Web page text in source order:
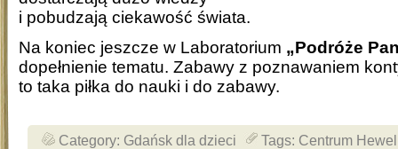
i pobudzają ciekawość świata.
Na koniec jeszcze w Laboratorium „Podróże
dopełnienie tematu. Zabawy z poznawaniem
to taka piłka do nauki i do zabawy.
Category: Gdańsk dla dzieci Tags: Centrum